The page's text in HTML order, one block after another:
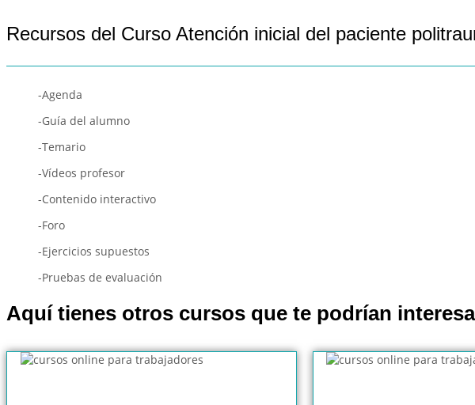
Recursos del Curso Atención inicial del paciente
-Agenda
-Guía del alumno
-Temario
-Vídeos profesor
-Contenido interactivo
-Foro
-Ejercicios supuestos
-Pruebas de evaluación
Aquí tienes otros cursos que te podrían